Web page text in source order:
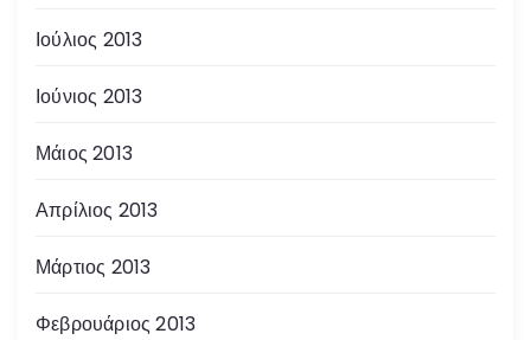
Ιούλιος 2013
Ιούνιος 2013
Μάιος 2013
Απρίλιος 2013
Μάρτιος 2013
Φεβρουάριος 2013